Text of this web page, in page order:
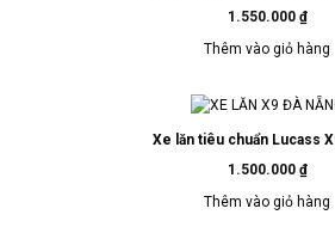
1.550.000 ₫
Thêm vào giỏ hàng
Xe lăn tiêu chuẩn Lucass
1.500.000 ₫
Thêm vào giỏ hàng